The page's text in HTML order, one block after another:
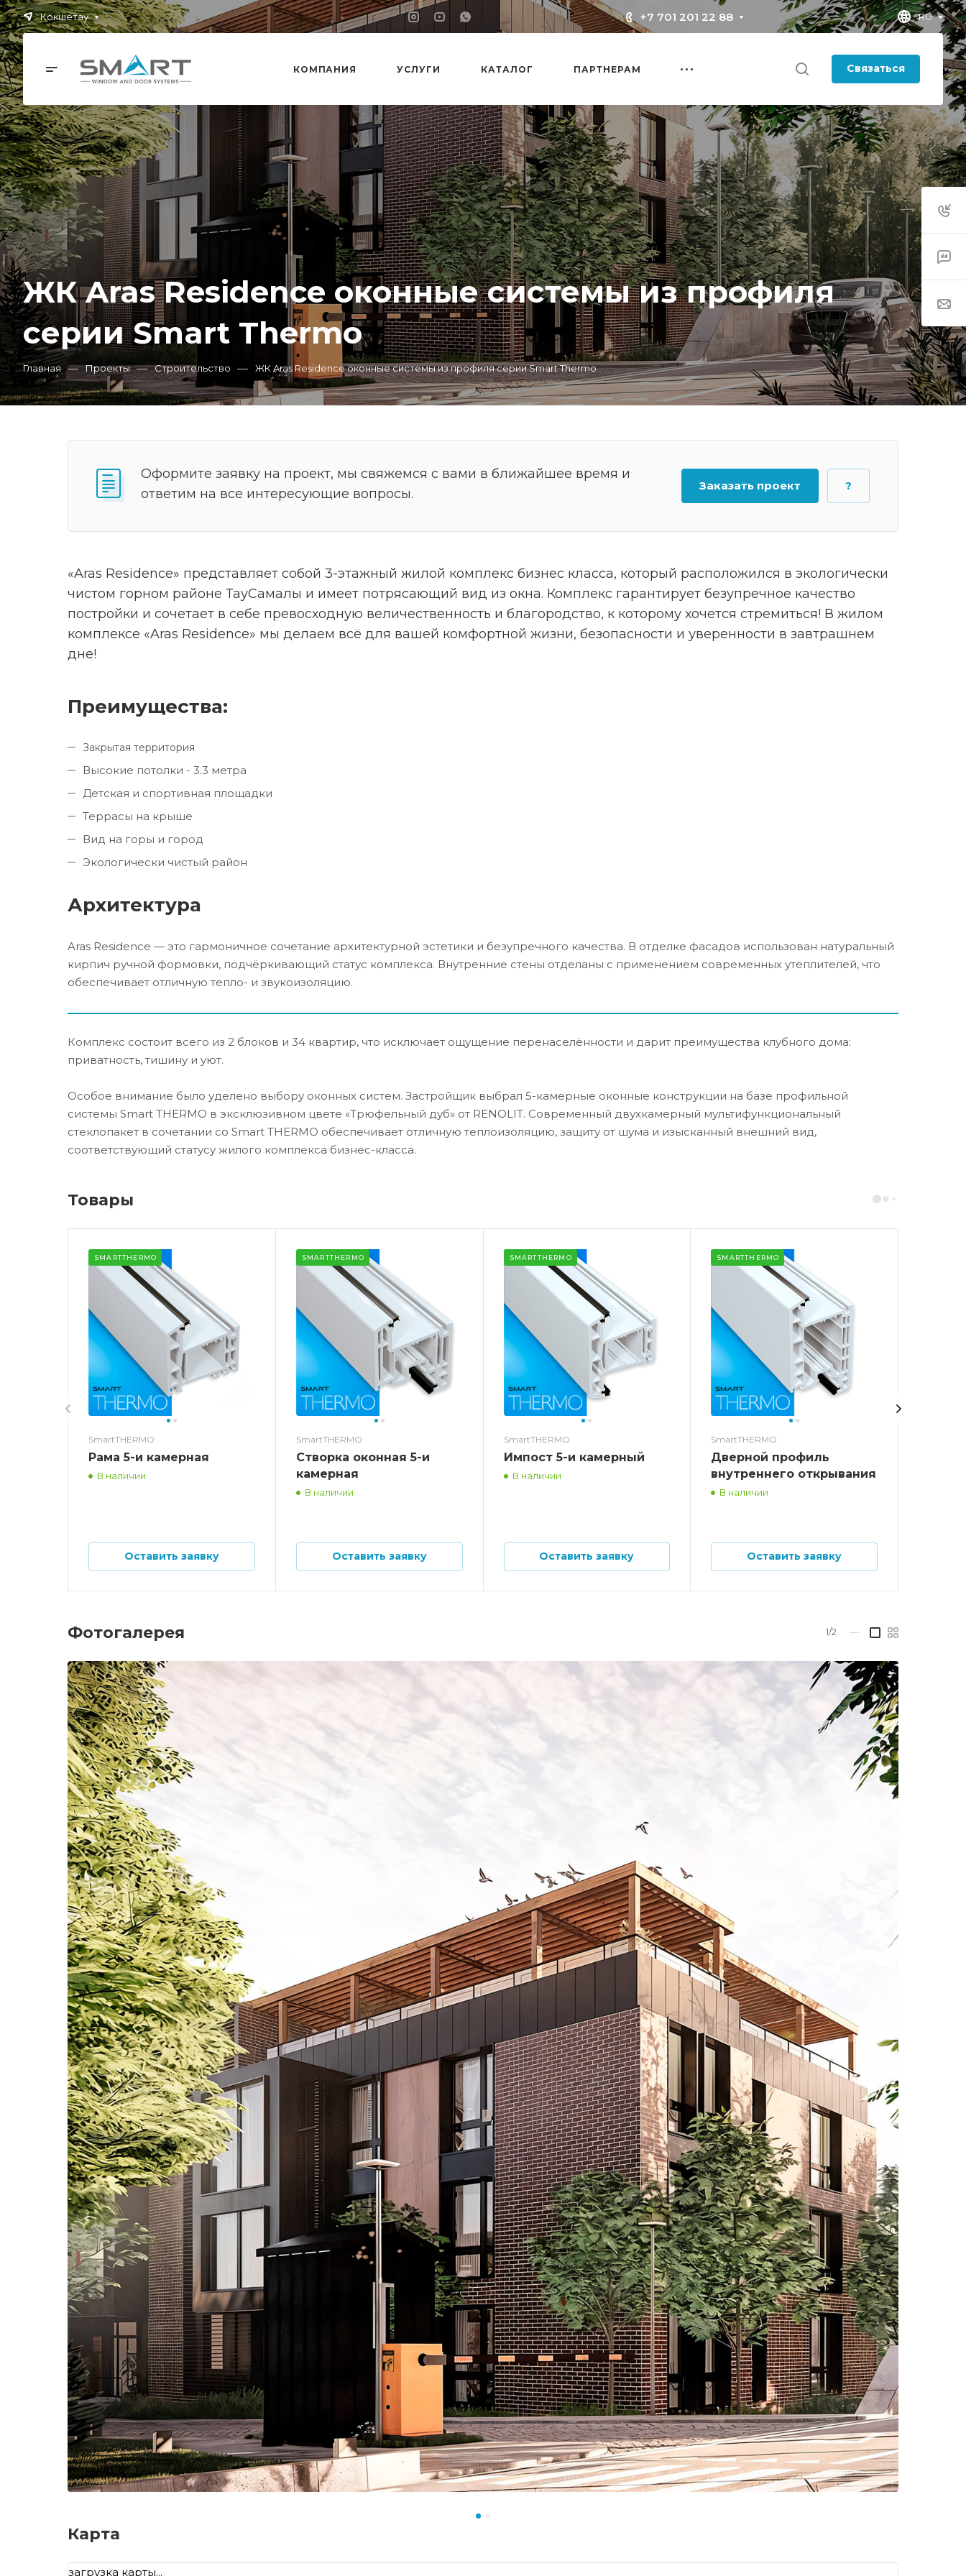
Кокшетау +7 701 201 22 88 RU
КОМПАНИЯ УСЛУГИ КАТАЛОГ ПАРТНЕРАМ Связаться
ЖК Aras Residence оконные системы из профиля
серии Smart Thermo
Главная — Проекты — Строительство — ЖК Aras Residence оконные системы из профиля серии Smart Thermo
Оформите заявку на проект, мы свяжемся с вами в ближайшее время и
ответим на все интересующие вопросы.
Заказать проект ?
«Aras Residence» представляет собой 3-этажный жилой комплекс бизнес класса, который расположился в экологически
чистом горном районе ТауСамалы и имеет потрясающий вид из окна. Комплекс гарантирует безупречное качество
постройки и сочетает в себе превосходную величественность и благородство, к которому хочется стремиться! В жилом
комплексе «Aras Residence» мы делаем всё для вашей комфортной жизни, безопасности и уверенности в завтрашнем
дне!
Преимущества:
Закрытая территория
Высокие потолки - 3.3 метра
Детская и спортивная площадки
Террасы на крыше
Вид на горы и город
Экологически чистый район
Архитектура
Aras Residence — это гармоничное сочетание архитектурной эстетики и безупречного качества. В отделке фасадов использован натуральный
кирпич ручной формовки, подчёркивающий статус комплекса. Внутренние стены отделаны с применением современных утеплителей, что
обеспечивает отличную тепло- и звукоизоляцию.
Комплекс состоит всего из 2 блоков и 34 квартир, что исключает ощущение перенаселённости и дарит преимущества клубного дома:
приватность, тишину и уют.
Особое внимание было уделено выбору оконных систем. Застройщик выбрал 5-камерные оконные конструкции на базе профильной
системы Smart THERMO в эксклюзивном цвете «Трюфельный дуб» от RENOLIT. Современный двухкамерный мультифункциональный
стеклопакет в сочетании со Smart THERMO обеспечивает отличную теплоизоляцию, защиту от шума и изысканный внешний вид,
соответствующий статусу жилого комплекса бизнес-класса.
Товары
SMARTTHERMO
SmartTHERMO
Рама 5-и камерная
В наличии
Оставить заявку
SMARTTHERMO
SmartTHERMO
Створка оконная 5-и
камерная
В наличии
Оставить заявку
SMARTTHERMO
SmartTHERMO
Импост 5-и камерный
В наличии
Оставить заявку
SMARTTHERMO
SmartTHERMO
Дверной профиль
внутреннего открывания
В наличии
Оставить заявку
Фотогалерея 1/2 —
Карта
загрузка карты...